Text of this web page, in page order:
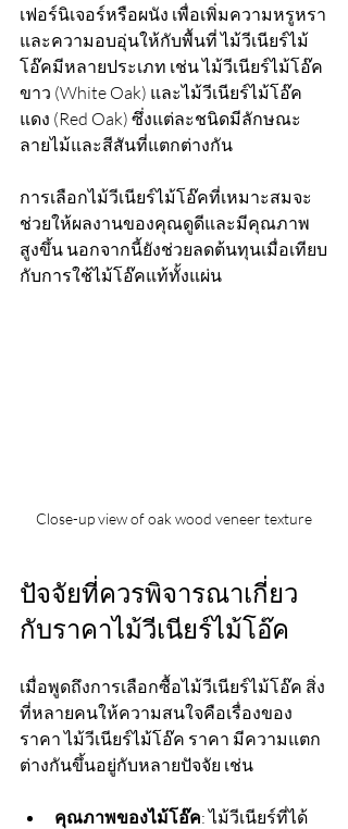
เฟอร์นิเจอร์หรือผนัง เพื่อเพิ่มความหรูหรา
และความอบอุ่นให้กับพื้นที่ ไม้วีเนียร์ไม้
โอ๊คมีหลายประเภท เช่น ไม้วีเนียร์ไม้โอ๊ค
ขาว (White Oak) และไม้วีเนียร์ไม้โอ๊ค
แดง (Red Oak) ซึ่งแต่ละชนิดมีลักษณะ
ลายไม้และสีสันที่แตกต่างกัน
การเลือกไม้วีเนียร์ไม้โอ๊คที่เหมาะสมจะ
ช่วยให้ผลงานของคุณดูดีและมีคุณภาพ
สูงขึ้น นอกจากนี้ยังช่วยลดต้นทุนเมื่อเทียบ
กับการใช้ไม้โอ๊คแท้ทั้งแผ่น
Close-up view of oak wood veneer texture
ปัจจัยที่ควรพิจารณาเกี่ยว
กับราคาไม้วีเนียร์ไม้โอ๊ค
เมื่อพูดถึงการเลือกซื้อไม้วีเนียร์ไม้โอ๊ค สิ่ง
ที่หลายคนให้ความสนใจคือเรื่องของ
ราคา ไม้วีเนียร์ไม้โอ๊ค ราคา มีความแตก
ต่างกันขึ้นอยู่กับหลายปัจจัย เช่น
คุณภาพของไม้โอ๊ค: ไม้วีเนียร์ที่ได้